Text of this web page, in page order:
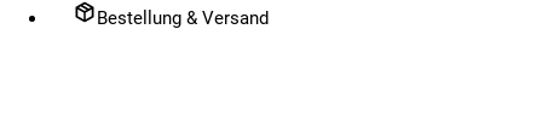
Bestellung & Versand